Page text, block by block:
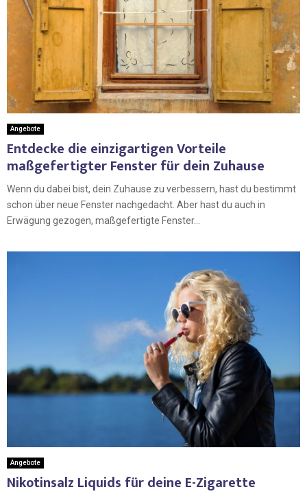
Angebote
Entdecke die einzigartigen Vorteile
maßgefertigter Fenster für dein Zuhause
Wenn du dabei bist, dein Zuhause zu verbessern, hast du bestimmt
schon über neue Fenster nachgedacht. Aber hast du auch in
Erwägung gezogen, maßgefertigte Fenster...
Angebote
Nikotinsalz Liquids für deine E-Zigarette